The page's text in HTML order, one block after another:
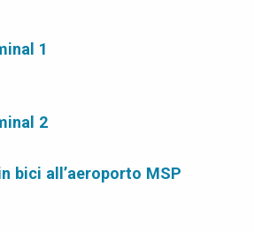
1
2
bici all’aeroporto MSP